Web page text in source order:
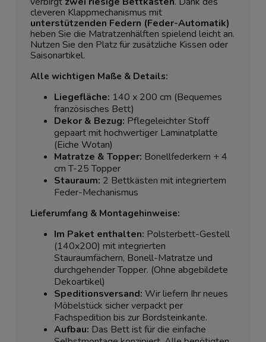
cleveren Klappmechanismus mit
unterstützenden Federn (Feder-Automatik)
heben Sie die Matratzenhälften spielend leicht an.
Nutzen Sie den Platz für zusätzliche Kissen oder
Saisonartikel.
Alle wichtigen Maße & Details:
Liegefläche: 140 x 200 cm (Bequemes
französisches Bett)
Dekor & Bezug: Pflegeleichter Stoff
gepaart mit hochwertiger Laminatplatte
(Eiche Wotan)
Matratze & Topper: Bonellfederkern + 4
cm T-25 Topper
Stauraum: 2 Bettkästen mit integriertem
Feder-Mechanismus
Lieferumfang & Montagehinweise:
Im Paket enthalten: Polsterbett-Gestell
(140x200) mit integrierten
Stauraumfächern, Bonell-Matratze und
durchgehender Topper. (Ohne abgebildete
Dekoartikel)
Speditionsversand: Wir liefern Ihr neues
Möbelstück sicher verpackt per
Fachspedition bis zur Bordsteinkante.
Aufbau: Das Bett ist für die einfache